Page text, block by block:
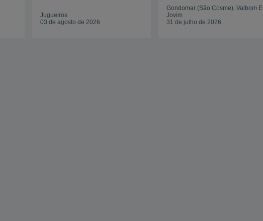
Jugueiros
03 de agosto de 2026
Gondomar (São Cosme), Valbom E
Jovim
31 de julho de 2026